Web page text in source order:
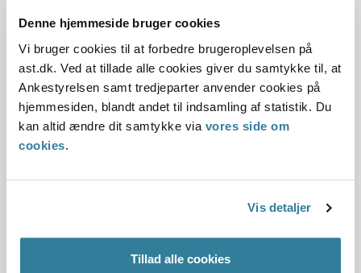
Denne hjemmeside bruger cookies
Vi bruger cookies til at forbedre brugeroplevelsen på
ast.dk. Ved at tillade alle cookies giver du samtykke til, at
Ankestyrelsen samt tredjeparter anvender cookies på
hjemmesiden, blandt andet til indsamling af statistik. Du
kan altid ændre dit samtykke via vores side om
cookies.
Vis detaljer
Tillad alle cookies
Principmeddelelsen fastslår
En psykisk sygdom, der ikke kan anerkendes efter
fortegnelsen over erhvervssygdomme - enten fordi
sygdommen ikke er optaget på for...
Ankestyrelsens principmeddelelse
23-23 om kontanthjælp – formue –
ejerbolig – sommerhus - friværdi – lån
– sameje – tinglyst gavebrev
01-01-2023
Kontanthjælp Formue Lån